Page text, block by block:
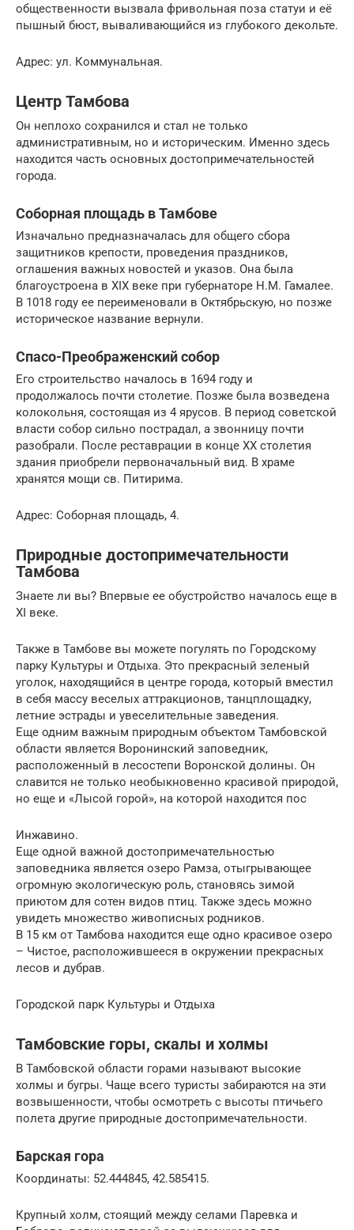
общественности вызвала фривольная поза статуи и её
пышный бюст, вываливающийся из глубокого декольте.
Адрес: ул. Коммунальная.
Центр Тамбова
Он неплохо сохранился и стал не только
административным, но и историческим. Именно здесь
находится часть основных достопримечательностей
города.
Соборная площадь в Тамбове
Изначально предназначалась для общего сбора
защитников крепости, проведения праздников,
оглашения важных новостей и указов. Она была
благоустроена в XIX веке при губернаторе Н.М. Гамалее.
В 1018 году ее переименовали в Октябрьскую, но позже
историческое название вернули.
Спасо-Преображенский собор
Его строительство началось в 1694 году и
продолжалось почти столетие. Позже была возведена
колокольня, состоящая из 4 ярусов. В период советской
власти собор сильно пострадал, а звонницу почти
разобрали. После реставрации в конце XX столетия
здания приобрели первоначальный вид. В храме
хранятся мощи св. Питирима.
Адрес: Соборная площадь, 4.
Природные достопримечательности
Тамбова
Знаете ли вы? Впервые ее обустройство началось еще в
XI веке.
Также в Тамбове вы можете погулять по Городскому
парку Культуры и Отдыха. Это прекрасный зеленый
уголок, находящийся в центре города, который вместил
в себя массу веселых аттракционов, танцплощадку,
летние эстрады и увеселительные заведения.
Еще одним важным природным объектом Тамбовской
области является Воронинский заповедник,
расположенный в лесостепи Воронской долины. Он
славится не только необыкновенно красивой природой,
но еще и «Лысой горой», на которой находится пос
Инжавино.
Еще одной важной достопримечательностью
заповедника является озеро Рамза, отыгрывающее
огромную экологическую роль, становясь зимой
приютом для сотен видов птиц. Также здесь можно
увидеть множество живописных родников.
В 15 км от Тамбова находится еще одно красивое озеро
– Чистое, расположившееся в окружении прекрасных
лесов и дубрав.
Городской парк Культуры и Отдыха
Тамбовские горы, скалы и холмы
В Тамбовской области горами называют высокие
холмы и бугры. Чаще всего туристы забираются на эти
возвышенности, чтобы осмотреть с высоты птичьего
полета другие природные достопримечательности.
Барская гора
Координаты: 52.444845, 42.585415.
Крупный холм, стоящий между селами Паревка и